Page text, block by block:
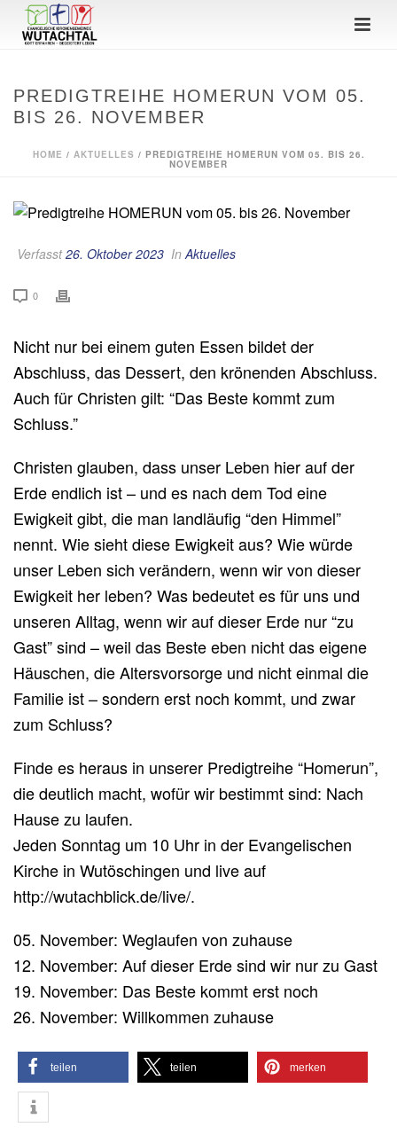
PREDIGTREIHE HOMERUN VOM 05.
BIS 26. NOVEMBER
HOME / AKTUELLES / PREDIGTREIHE HOMERUN VOM 05. BIS 26.
NOVEMBER
Verfasst26. Oktober 2023 In Aktuelles
0
Nicht nur bei einem guten Essen bildet der
Abschluss, das Dessert, den krönenden Abschluss.
Auch für Christen gilt: “Das Beste kommt zum
Schluss.”
Christen glauben, dass unser Leben hier auf der
Erde endlich ist – und es nach dem Tod eine
Ewigkeit gibt, die man landläufig “den Himmel”
nennt. Wie sieht diese Ewigkeit aus? Wie würde
unser Leben sich verändern, wenn wir von dieser
Ewigkeit her leben? Was bedeutet es für uns und
unseren Alltag, wenn wir auf dieser Erde nur “zu
Gast” sind – weil das Beste eben nicht das eigene
Häuschen, die Altersvorsorge und nicht einmal die
Familie ist – sondern erst noch kommt, und zwar
zum Schluss?
Finde es heraus in unserer Predigtreihe “Homerun”,
die deutlich macht, wofür wir bestimmt sind: Nach
Hause zu laufen.
Jeden Sonntag um 10 Uhr in der Evangelischen
Kirche in Wutöschingen und live auf
http://wutachblick.de/live/.
05. November: Weglaufen von zuhause
12. November: Auf dieser Erde sind wir nur zu Gast
19. November: Das Beste kommt erst noch
26. November: Willkommen zuhause
teilen teilen merken